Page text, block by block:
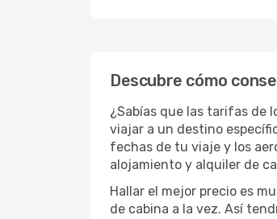
Descubre cómo
¿Sabías que las tarifas de
viajar a un destino
fechas de tu viaje y los
alojamiento y alquiler de
Hallar el mejor precio es
de cabina a la vez. Así